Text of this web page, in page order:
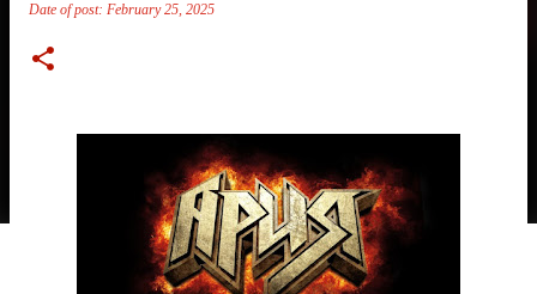
Date of post: February 25, 2025